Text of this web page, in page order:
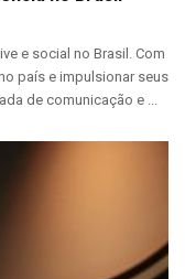
e social no Brasil. Com
país e impulsionar seus
de comunicação e ...